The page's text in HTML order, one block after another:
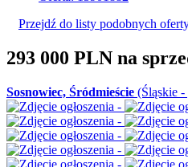
Przejdź do listy podobnych
293 000 PLN na
Sosnowiec, Śródmieście (Śląskie